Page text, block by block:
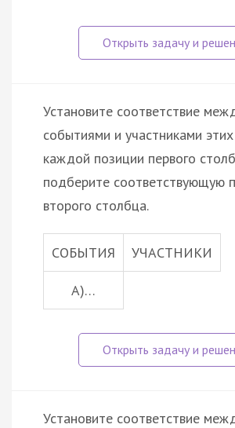
Установите соответствие
событиями и участниками
каждой позиции первого
подберите соответствующую
второго столбца.
СОБЫТИЯ УЧАСТНИКИ
A)…
Установите соответствие